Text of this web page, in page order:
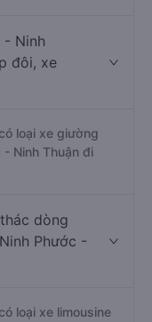
- Ninh
đôi, xe
loại xe giường
Ninh Thuận đi
dòng
Phước -
loại xe limousine